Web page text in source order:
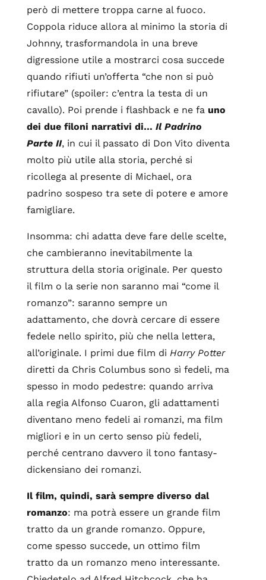
però di mettere troppa carne al fuoco.
Coppola riduce allora al minimo la storia di
Johnny, trasformandola in una breve
digressione utile a mostrarci cosa succede
quando rifiuti un’offerta “che non si può
rifiutare” (spoiler: c’entra la testa di un
cavallo). Poi prende i flashback e ne fauno
dei due filoni narrativi di… Il Padrino
Parte II, in cui il passato di Don Vito diventa
molto più utile alla storia, perché si
ricollega al presente di Michael, ora
padrino sospeso tra sete di potere e amore
famigliare.
Insomma: chi adatta deve fare delle scelte,
che cambieranno inevitabilmente la
struttura della storia originale. Per questo
il film o la serie non saranno mai “come il
romanzo”: saranno sempre un
adattamento, che dovrà cercare di essere
fedele nello spirito, più che nella lettera,
all’originale. I primi due film di Harry Potter
diretti da Chris Columbus sono sì fedeli, ma
spesso in modo pedestre: quando arriva
alla regia Alfonso Cuaron, gli adattamenti
diventano meno fedeli ai romanzi, ma film
migliori e in un certo senso più fedeli,
perché centrano davvero il tono fantasy-
dickensiano dei romanzi.
Il film, quindi, sarà sempre diverso dal
romanzo: ma potrà essere un grande film
tratto da un grande romanzo. Oppure,
come spesso succede, un ottimo film
tratto da un romanzo meno interessante.